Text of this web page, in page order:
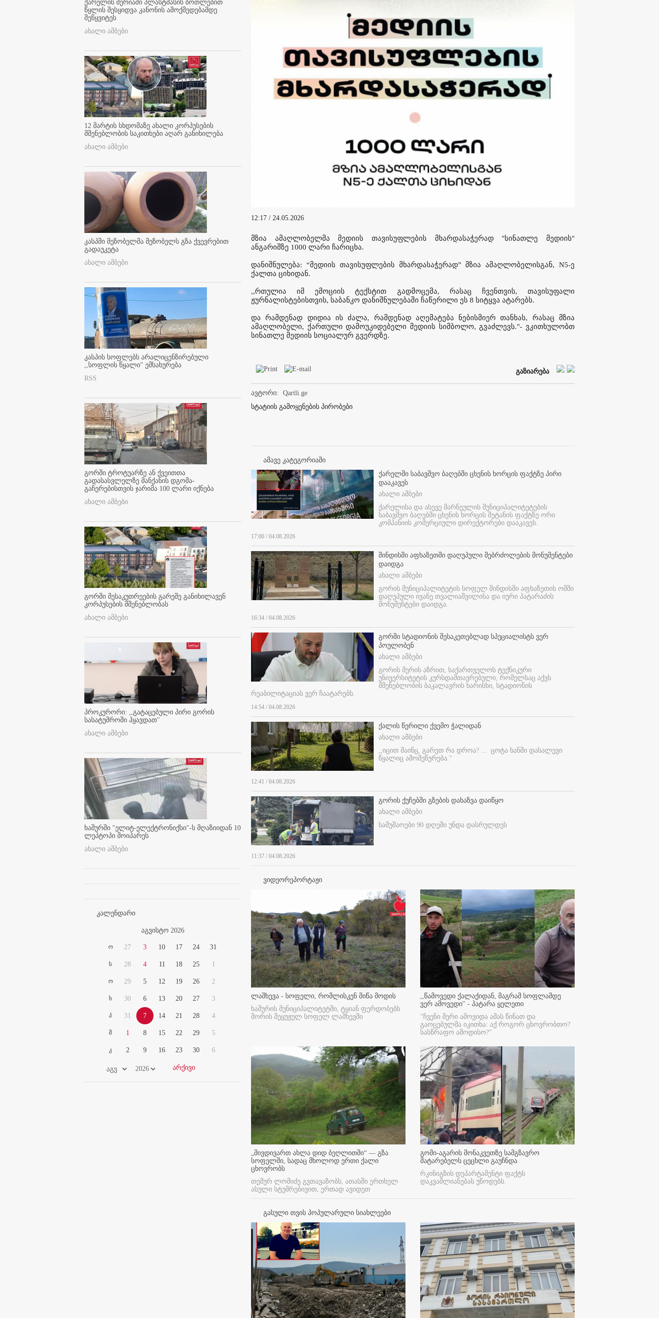
ქარელის მერიაში პლასტმასის ბოთლებით
წყლის შესყიდვა კანონის ამოქმედებამდე
შეწყვიტეს
ახალი ამბები
12 მარტის სხდომაზე ახალი კორპუსების
მშენებლობის საკითხები აღარ განიხილება
ახალი ამბები
კასპში მეზობელმა მეზობელს გზა ქვევრებით
გადაუკეტა
ახალი ამბები
კასპის სოფლებს არალიცენზირებული
,,სოფლის წყალი" ემსახურება
RSS
გორში ტროტუარზე ან ქვეითთა
გადასასვლელზე მანქანის დგომა-
გაჩერებისთვის ჯარიმა 100 ლარი იქნება
ახალი ამბები
გორში მესაკუთრეების გარეშე განიხილავენ
კორპუსების მშენებლობას
ახალი ამბები
პროკურორი: ,,გატაცებული პირი გორის
სასატუმროში ჰყავდათ''
ახალი ამბები
ხაშურში "ელიტ-ელექტრონიქსი"-ს მღაზიიდან 10
ლეპტოპი მოიპარეს
ახალი ამბები
კალენდარი
აგვისტო 2026
ო
ს
ო
ხ
პ
შ
კ
27
28
29
30
31
1
2
3
4
5
6
7
8
9
10
11
12
13
14
15
16
17
18
19
20
21
22
23
24
25
26
27
28
29
30
31
1
2
3
4
5
6
12:17 / 24.05.2026
მზია ამაღლობელმა მედიის თავისუფლების მხარდასაჭერად "სინათლე მედიის"
ანგარიშზე 1000 ლარი ჩარიცხა.
დანიშნულება: “მედიის თავისუფლების მხარდასაჭერად” მზია ამაღლობელისგან, N5-ე
ქალთა ციხიდან.
,,რთულია იმ ემოციის ტექსტით გადმოცემა, რასაც ჩვენთვის, თავისუფალი
ჟურნალისტებისთვის, საბანკო დანიშნულებაში ჩაწერილი ეს 8 სიტყვა ატარებს.
და რამდენად დიდია ის ძალა, რამდენად აღემატება ნებისმიერ თანხას, რასაც მზია
ამაღლობელი, ქართული დამოუკიდებელი მედიის სიმბოლო, გვაძლევს."- ვკითხულობთ
სინათლე მედიის სოციალურ გვერდზე.
გაზიარება
ავტორი:
Qartli.ge
სტატიის გამოყენების პირობები
ამავე კატეგორიაში
ქარელში საბავშვო ბაღებში ცხენის ხორცის ფაქტზე პირი
დააკავეს
ახალი ამბები
ქარელისა და ასევე მარნეულის მუნიციპალიტეტების
საბავშვო ბაღებში ცხენის ხორცის შეტანის ფაქტზე ორი
კომპანიის კომერციული დირექტორები დააკავეს.
17:00 / 04.08.2026
შინდისში აფხაზეთში დაღუპული მებრძოლების მონუმენტები
დაიდგა
ახალი ამბები
გორის მუნიციპალიტეტის სოფელ შინდისში აფხაზეთის ომში
დაღუპული ივანე თვალიაშვილისა და იური პატარაძის
მონუმენტები დაიდგა.
16:34 / 04.08.2026
გორში სტადიონის შესაკეთებლად სპეციალისტს ვერ
პოულობენ
ახალი ამბები
გორის მერის აზრით, საქართველოს ტექნიკური
უნივერსიტეტის კურსდამთავრებული, რომელსაც აქვს
მშენებლობის ბაკალავრის ხარისხი, სტადიონის
რეაბილიტაციას ვერ ჩაატარებს.
14:54 / 04.08.2026
ქალის წერილი ქვემო ჭალიდან
ახალი ამბები
,,იცით მაინც, გარეთ რა დროა? ... ცოტა ხანში დასალევი
წყალიც ამომეწურება."
12:41 / 04.08.2026
გორის ქუჩებში გზების დახაზვა დაიწყო
ახალი ამბები
სამუშაოები 90 დღეში უნდა დასრულდეს
11:37 / 04.08.2026
ვიდეორეპორტაჟი
ლაშხევა - სოფელი, რომლისკენ მიწა მოდის
ხაშურის მუნიციპალიტეტში, ტყიან ფერდობებს
შორის შეყუჟულ სოფელ ლაშხევში
,,წამოვედი ქალაქიდან, მაგრამ სოფლამდე
ვერ ამოვედი'' - პატარა ყელეთი
"ჩვენი მერი ამოვიდა ამას წინათ და
გაოცებულმა იკითხა: აქ როგორ ცხოვრობთო?
სასწრაფო ამოდისო?"
„მივდივართ ახლა დიდ ბეღლითში“ — გზა
სოფელში, სადაც მხოლოდ ერთი ქალი
ცხოვრობს
თემურ ლომიძე გვთავაზობს, ათასში ერთხელ
ასული სტუმრებივით, ერთად ავიდეთ
გომი-აგარის მონაკვეთზე სამგზავრო
მატარებელს ცეცხლი გაუჩნდა
რკინიგზის დეპარტამენტი ფაქტს
დაკვამლიანებას უწოდებს.
გასული თვის პოპულარული სიახლეები